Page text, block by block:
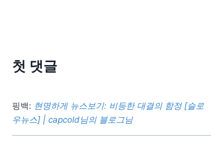
첫 댓글
핑백: 현명하게 뉴스보기: 비등한 대결의 함정 [슬로
우뉴스] | capcold님의 블로그님